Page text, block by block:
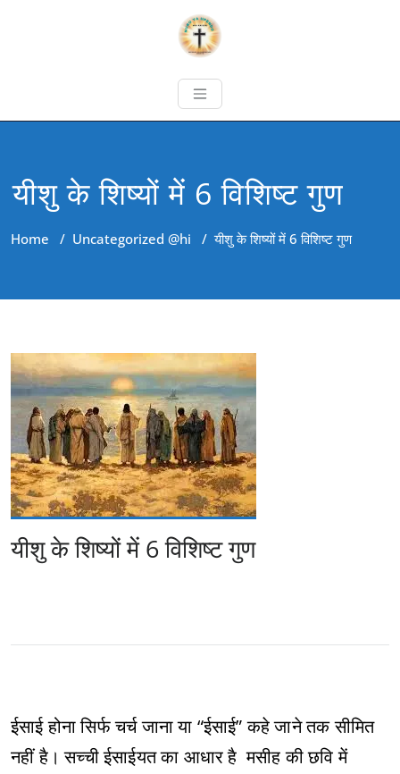
यीशु के शिष्यों में 6 विशिष्ट गुण
Home / Uncategorized @hi /यीशु के शिष्यों में 6 विशिष्ट गुण
यीशु के शिष्यों में 6 विशिष्ट गुण
ईसाई होना सिर्फ चर्च जाना या “ईसाई” कहे जाने तक सीमित
नहीं है। सच्ची ईसाईयत का आधार है मसीह की छवि में